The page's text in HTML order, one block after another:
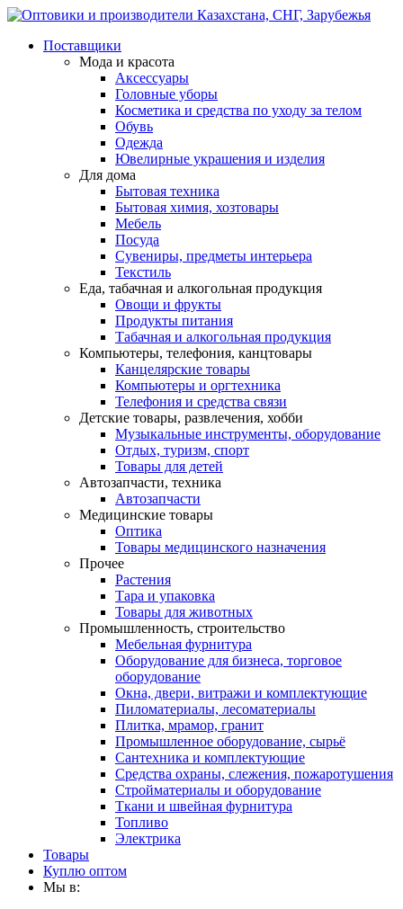
Поставщики
Мода и красота
Аксессуары
Головные уборы
Косметика и средства по уходу за телом
Обувь
Одежда
Ювелирные украшения и изделия
Для дома
Бытовая техника
Бытовая химия, хозтовары
Мебель
Посуда
Сувениры, предметы интерьера
Текстиль
Еда, табачная и алкогольная продукция
Овощи и фрукты
Продукты питания
Табачная и алкогольная продукция
Компьютеры, телефония, канцтовары
Канцелярские товары
Компьютеры и оргтехника
Телефония и средства связи
Детские товары, развлечения, хобби
Музыкальные инструменты, оборудование
Отдых, туризм, спорт
Товары для детей
Автозапчасти, техника
Автозапчасти
Медицинские товары
Оптика
Товары медицинского назначения
Прочее
Растения
Тара и упаковка
Товары для животных
Промышленность, строительство
Мебельная фурнитура
Оборудование для бизнеса, торговое
оборудование
Окна, двери, витражи и комплектующие
Пиломатериалы, лесоматериалы
Плитка, мрамор, гранит
Промышленное оборудование, сырьё
Сантехника и комплектующие
Средства охраны, слежения, пожаротушения
Стройматериалы и оборудование
Ткани и швейная фурнитура
Топливо
Электрика
Товары
Куплю оптом
Мы в: